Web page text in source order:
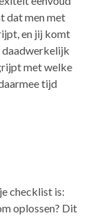
dat men met
en jij komt
daadwerkelijk
met welke
tijd
checklist is:
oplossen? Dit